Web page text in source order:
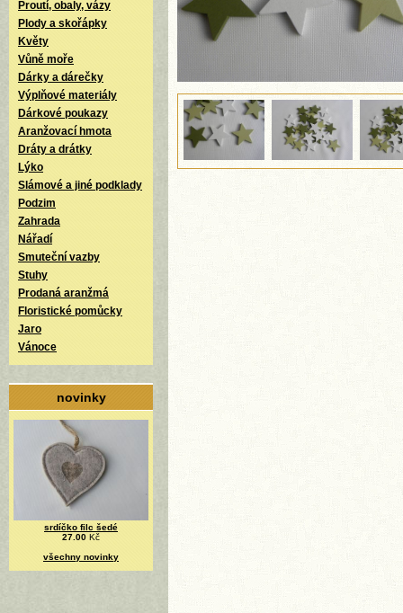
Proutí, obaly, vázy
Plody a skořápky
Květy
Vůně moře
Dárky a dárečky
Výplňové materiály
Dárkové poukazy
Aranžovací hmota
Dráty a drátky
Lýko
Slámové a jiné podklady
Podzim
Zahrada
Nářadí
Smuteční vazby
Stuhy
Prodaná aranžmá
Floristické pomůcky
Jaro
Vánoce
novinky
srdíčko filc šedé
27.00 Kč
všechny novinky